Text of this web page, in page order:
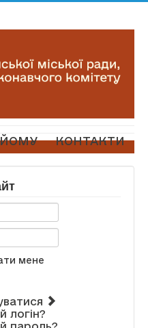
КОНТАКТИ
мене
логін?